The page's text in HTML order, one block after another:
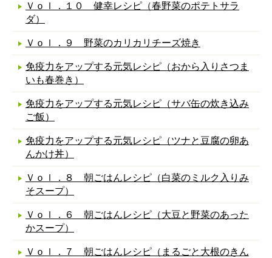
Ｖｏｌ．１０ 健幸レシピ（春野菜のポテトサラ
ダ）
Ｖｏｌ．９ 野菜のカリカリチーズ焼き
免疫力をアップする元気レシピ（おから入りさつま
いも春巻き）
免疫力をアップする元気レシピ（サバ缶の炊き込み
ご飯）
免疫力をアップする元気レシピ（ツナと豆腐の卵あ
んかけ丼）
Ｖｏｌ．８ 朝ごはんレシピ（白菜のミルク入りみ
そスープ）
Ｖｏｌ．６ 朝ごはんレシピ（大豆と野菜のあった
かスープ）
Ｖｏｌ．７ 朝ごはんレシピ（まるごと大根のきん